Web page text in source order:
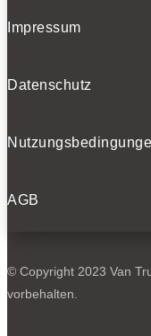
Impressum
Datenschutz
AGB
© Copyright 2023 Van
vorbehalten.